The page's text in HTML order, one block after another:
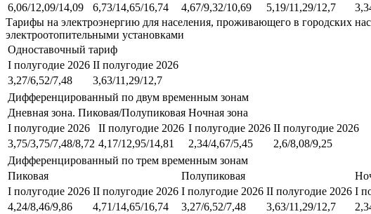
6,06/12,09/14,09
6,73/14,65/16,74 4,67/9,32/10,69 5,19/11,29/12,7
Тарифы на электроэнергию для населения, проживающего в городских
электроотопительными установками
Одноставочный тариф
I полугодие 2026 II полугодие 2026
3,27/6,52/7,48
3,63/11,29/12,7
Дифференцированный по двум временным зонам
Дневная зона. Пиковая/Полупиковая Ночная зона
I полугодие 2026
II полугодие 2026 I полугодие 2026 II полугодие 2026
3,75/3,75/7,48/8,72 4,17/12,95/14,81 2,34/4,67/5,45
2,6/8,08/9,25
Дифференцированный по трем временным зонам
Пиковая
Полупиковая
I полугодие 2026 II полугодие 2026 I полугодие 2026 II полугодие 2026 I
4,24/8,46/9,86
4,71/14,65/16,74 3,27/6,52/7,48 3,63/11,29/12,7